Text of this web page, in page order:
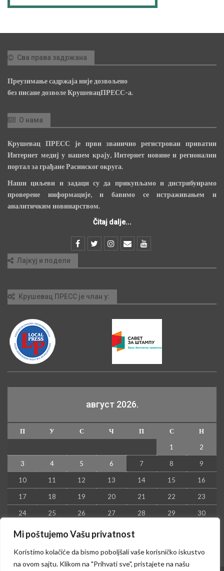
Mi poštujemo Vašu privatnost
Koristimo kolačiće da bismo poboljšali vaše korisničko iskustvo
na ovom sajtu. Klikom na "Prihvati sve", pristajete na našu
Сва права задржана
Преузимање садржаја није дозвољено
без писане дозволе КрушевацПРЕСС-а.
О нама
Крушевац ПРЕСС је први званично регистрован приватни
Интернет медиј у нашем крају, Интернет новине и регионални
портал за грађане Расинског округа.
Наши циљеви и задаци су да прикупљамо и дистрибуирамо
проверене информације, и бавимо се истраживањем и
аналитичким новинарством.
Čitaj dalje...
Лајкуј и подели
Крушевац ПРЕСС је члан у:
август 2026.
П У С Ч П С
Н
1
2
3 4 5 6 7 8 9
10 11 12 13 14 15 16
17 18 19 20 21 22 23
24 25 26 27 28 29 30
31